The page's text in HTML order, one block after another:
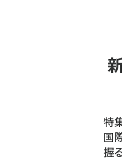
特
国
握